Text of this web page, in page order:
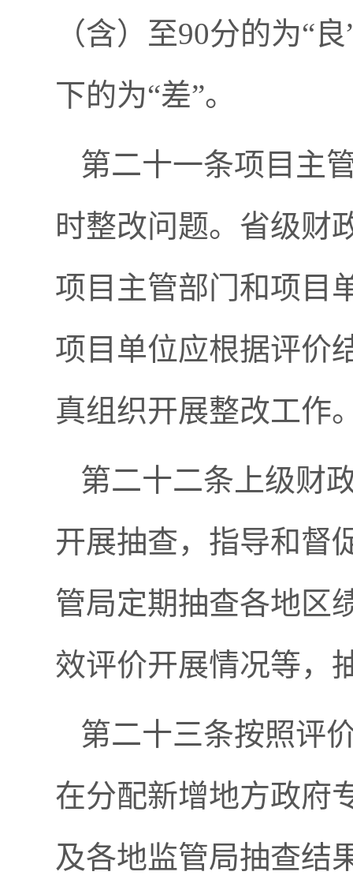
（含）至90分的为“
下的为“差”。
第二十一条项目主
时整改问题。省级财
项目主管部门和项目
项目单位应根据评价
真组织开展整改工作
第二十二条上级财
开展抽查，指导和督
管局定期抽查各地区
效评价开展情况等，
第二十三条按照评
在分配新增地方政府
及各地监管局抽查结